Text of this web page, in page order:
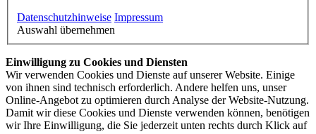
Datenschutzhinweise Impressum
Auswahl übernehmen
Einwilligung zu Cookies und Diensten
Wir verwenden Cookies und Dienste auf unserer Website. Einige
von ihnen sind technisch erforderlich. Andere helfen uns, unser
Online-Angebot zu optimieren durch Analyse der Website-Nutzung.
Damit wir diese Cookies und Dienste verwenden können, benötigen
wir Ihre Einwilligung, die Sie jederzeit unten rechts durch Klick auf